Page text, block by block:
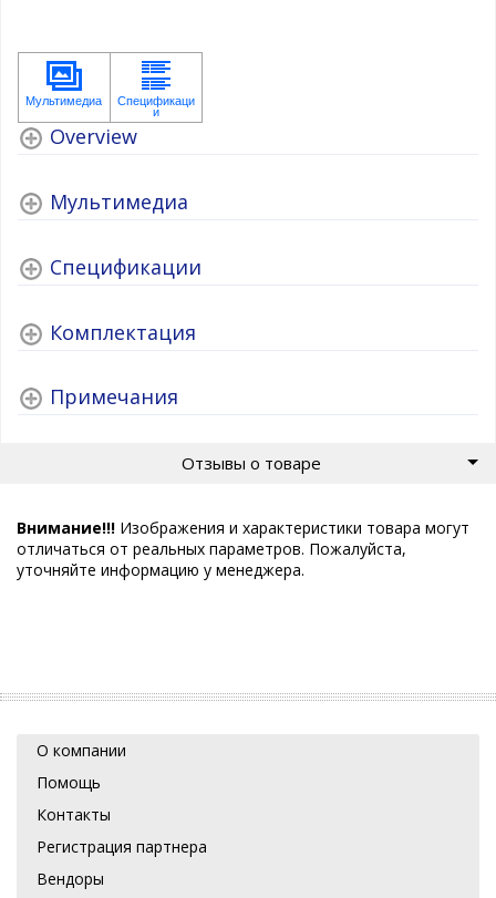
Overview
Мультимедиа
Спецификации
Комплектация
Примечания
Отзывы о товаре
Внимание!!! Изображения и характеристики товара могут
отличаться от реальных параметров. Пожалуйста,
уточняйте информацию у менеджера.
О компании
Помощь
Контакты
Регистрация партнера
Вендоры